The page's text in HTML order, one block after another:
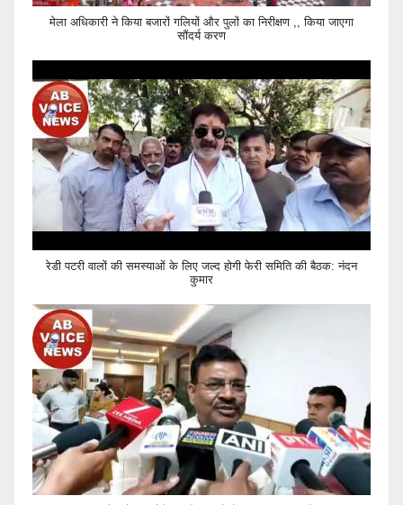
मेला अधिकारी ने किया बजारों गलियों और पुलों का निरीक्षण ,, किया जाएगा
सौंदर्य करण
रेडी पटरी वालों की समस्याओं के लिए जल्द होगी फेरी समिति की बैठक: नंदन
कुमार